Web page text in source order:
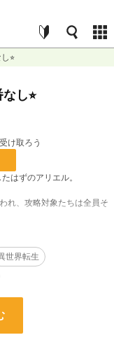
⭐︎
し⭐︎
け取ろう
はずのアリエル。
れ、攻略対象たちは全員そ
、卒業後はまさかの42歳
世界転生